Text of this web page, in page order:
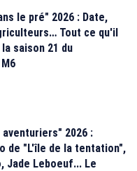
le pré" 2026 : Date,
Tout ce qu'il
saison 21 du
2026 :
de "L'île de la tentation",
Jade Leboeuf... Le